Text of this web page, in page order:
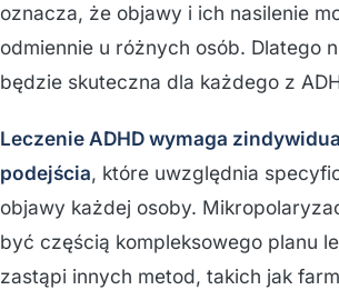
oznacza, że objawy i ich nasilenie
odmiennie u różnych osób. Dlatego
będzie skuteczna dla każdego z
Leczenie ADHD wymaga
podejścia, które uwzględnia
objawy każdej osoby.
być częścią kompleksowego planu
zastąpi innych metod, takich jak